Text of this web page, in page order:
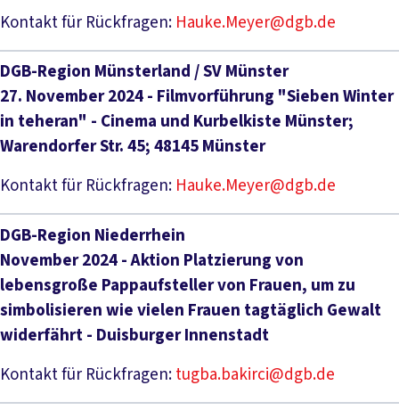
Kontakt für Rückfragen: Hauke.Meyer@dgb.de
DGB-Region Münsterland / SV Münster
27. November 2024 - Filmvorführung "Sieben Winter
in teheran" - Cinema und Kurbelkiste Münster;
Warendorfer Str. 45; 48145 Münster
Kontakt für Rückfragen: Hauke.Meyer@dgb.de
DGB-Region Niederrhein
November 2024 - Aktion Platzierung von
lebensgroße Pappaufsteller von Frauen, um zu
simbolisieren wie vielen Frauen tagtäglich Gewalt
widerfährt - Duisburger Innenstadt
Kontakt für Rückfragen:tugba.bakirci@dgb.de